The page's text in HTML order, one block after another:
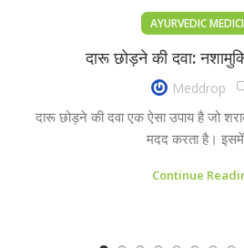
AYURVEDIC
दारू छोड़ने की दवा:
Meddrop
दारू छोड़ने की दवा एक ऐसा उपाय है जो
मदद करता है। इसमें
Continue